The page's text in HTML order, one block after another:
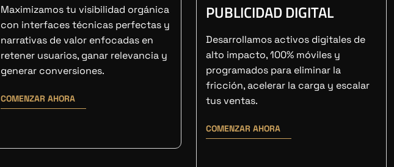
Maximizamos tu visibilidad orgánica
con interfaces técnicas perfectas y
narrativas de valor enfocadas en
retener usuarios, ganar relevancia y
generar conversiones.
COMENZAR AHORA
PUBLICIDAD DIGITAL
Desarrollamos activos digitales de
alto impacto, 100% móviles y
programados para eliminar la
fricción, acelerar la carga y escalar
tus ventas.
COMENZAR AHORA